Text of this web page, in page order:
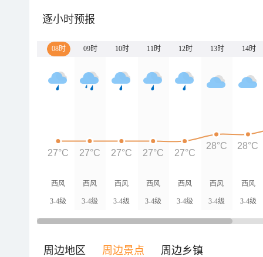
逐小时预报
08时 09时 10时 11时 12时 13时 14时
西风
3-4级
西风
3-4级
西风
3-4级
西风
3-4级
西风
3-4级
西风
3-4级
西风
3-4级
27°C 27°C 27°C 27°C 27°C
28°C 28°C
周边地区 周边景点 周边乡镇